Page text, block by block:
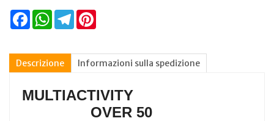
FacebookWhatsAppTelegram
Descrizione Informazioni sulla spedizione
MULTIACTIVITY
OVER 50